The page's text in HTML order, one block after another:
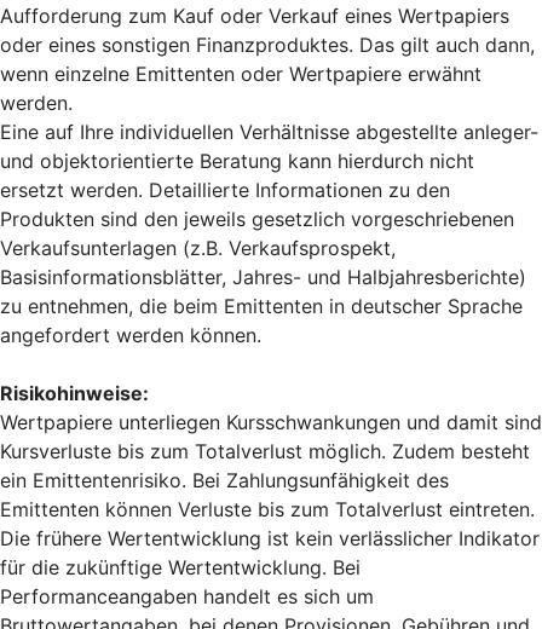
Aufforderung zum Kauf oder Verkauf eines Wertpapiers
oder eines sonstigen Finanzproduktes. Das gilt auch dann,
wenn einzelne Emittenten oder Wertpapiere erwähnt
werden.
Eine auf Ihre individuellen Verhältnisse abgestellte anleger-
und objektorientierte Beratung kann hierdurch nicht
ersetzt werden. Detaillierte Informationen zu den
Produkten sind den jeweils gesetzlich vorgeschriebenen
Verkaufsunterlagen (z.B. Verkaufsprospekt,
Basisinformationsblätter, Jahres- und Halbjahresberichte)
zu entnehmen, die beim Emittenten in deutscher Sprache
angefordert werden können.
Risikohinweise:
Wertpapiere unterliegen Kursschwankungen und damit sind
Kursverluste bis zum Totalverlust möglich. Zudem besteht
ein Emittentenrisiko. Bei Zahlungsunfähigkeit des
Emittenten können Verluste bis zum Totalverlust eintreten.
Die frühere Wertentwicklung ist kein verlässlicher Indikator
für die zukünftige Wertentwicklung. Bei
Performanceangaben handelt es sich um